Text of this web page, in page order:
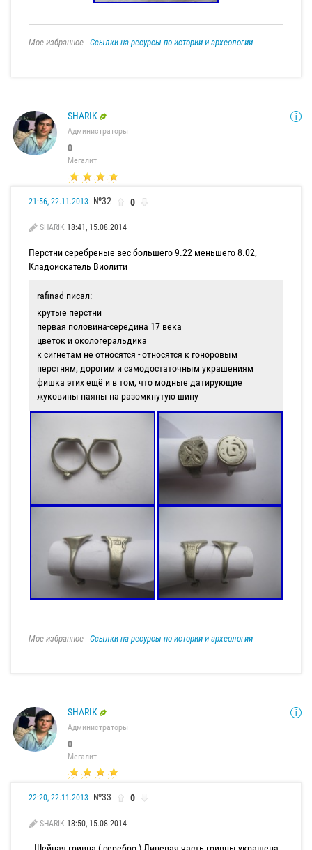
Мое избранное - Ссылки на ресурсы по истории и археологии
SHARIK
Администраторы
0
Мегалит
21:56, 22.11.2013 №32 0
SHARIK 18:41, 15.08.2014
Перстни серебреные вес большего 9.22 меньшего 8.02,
Кладоискатель Виолити
rafinad писал:
крутые перстни
первая половина-середина 17 века
цветок и окологеральдика
к сигнетам не относятся - относятся к гоноровым
перстням, дорогим и самодостаточным украшениям
фишка этих ещё и в том, что модные датирующие
жуковины паяны на разомкнутую шину
Мое избранное - Ссылки на ресурсы по истории и археологии
SHARIK
Администраторы
0
Мегалит
22:20, 22.11.2013 №33 0
SHARIK 18:50, 15.08.2014